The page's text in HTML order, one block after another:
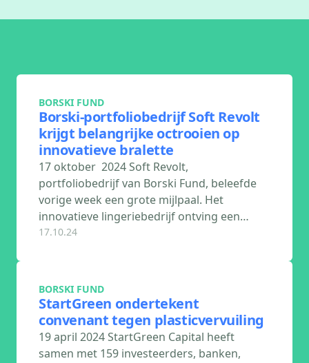
BORSKI FUND
Borski-portfoliobedrijf Soft Revolt
krijgt belangrijke octrooien op
innovatieve bralette
17 oktober 2024 Soft Revolt,
portfoliobedrijf van Borski Fund, beleefde
vorige week een grote mijlpaal. Het
innovatieve lingeriebedrijf ontving een…
17.10.24
BORSKI FUND
StartGreen ondertekent
convenant tegen plasticvervuiling
19 april 2024 StartGreen Capital heeft
samen met 159 investeerders, banken,